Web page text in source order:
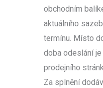
obchodním
aktuálního
termínu. Místo
doba odeslání
prodejního
Za splnění